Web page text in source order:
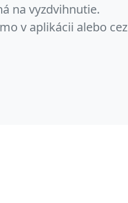
na vyzdvihnutie.
v aplikácii alebo cez